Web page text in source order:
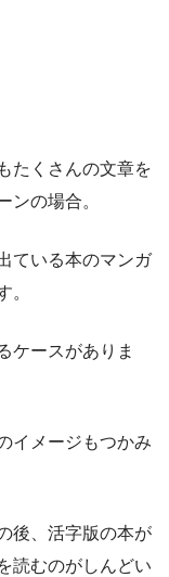
たくさんの文章を
ンの場合。
ている本のマンガ
。
ケースがありま
イメージもつかみ
後、活字版の本が
読むのがしんどい